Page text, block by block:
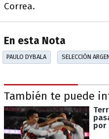
Correa.
En esta Nota
PAULO DYBALA SELECCIÓN
También te puede
por